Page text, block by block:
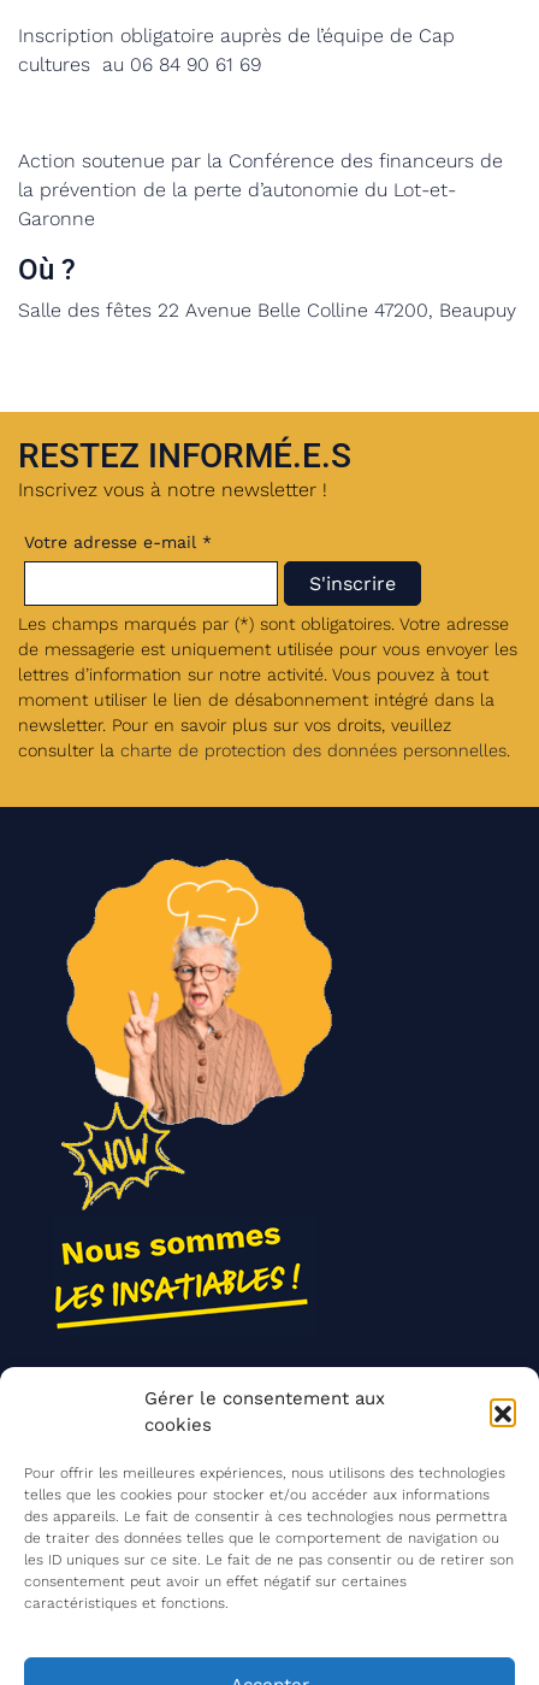
Gérer le consentement aux
cookies
Pour offrir les meilleures expériences, nous utilisons des technologies
telles que les cookies pour stocker et/ou accéder aux informations
des appareils. Le fait de consentir à ces technologies nous permettra
de traiter des données telles que le comportement de navigation ou
les ID uniques sur ce site. Le fait de ne pas consentir ou de retirer son
consentement peut avoir un effet négatif sur certaines
caractéristiques et fonctions.
Inscription obligatoire auprès de l’équipe de Cap
cultures au 06 84 90 61 69
Action soutenue par la Conférence des financeurs de
la prévention de la perte d’autonomie du Lot-et-
Garonne
Où ?
Salle des fêtes 22 Avenue Belle Colline 47200, Beaupuy
RESTEZ INFORMÉ.E.S
Inscrivez vous à notre newsletter !
Votre adresse e-mail *
Les champs marqués par (*) sont obligatoires. Votre adresse
de messagerie est uniquement utilisée pour vous envoyer les
lettres d’information sur notre activité. Vous pouvez à tout
moment utiliser le lien de désabonnement intégré dans la
newsletter. Pour en savoir plus sur vos droits, veuillez
consulter la charte de protection des données personnelles
Agir ensemble
Mentions légales
Politique de confidentialité
Les Insatiables, une association du